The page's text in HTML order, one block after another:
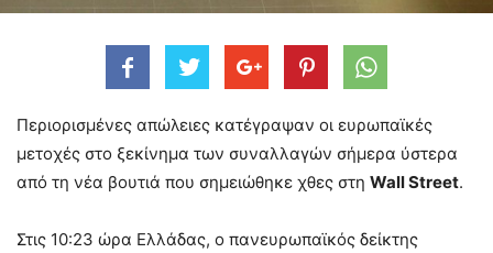
Περιορισμένες απώλειες κατέγραψαν οι ευρωπαϊκές
μετοχές στο ξεκίνημα των συναλλαγών σήμερα ύστερα
από τη νέα βουτιά που σημειώθηκε χθες στη Wall Street.
Στις 10:23 ώρα Ελλάδας, ο πανευρωπαϊκός δείκτης